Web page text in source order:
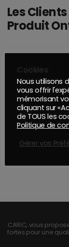
Les
Produit
CARIC, vous
fortes pour une
Cookies
Nous utilisons
vous offrir
mémorisant
cliquant sur
de TOUS les
Politique de
Gérer vos